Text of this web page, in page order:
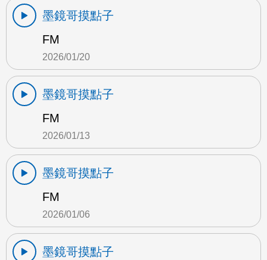
墨鏡哥摸點子
FM
2026/01/20
墨鏡哥摸點子
FM
2026/01/13
墨鏡哥摸點子
FM
2026/01/06
墨鏡哥摸點子